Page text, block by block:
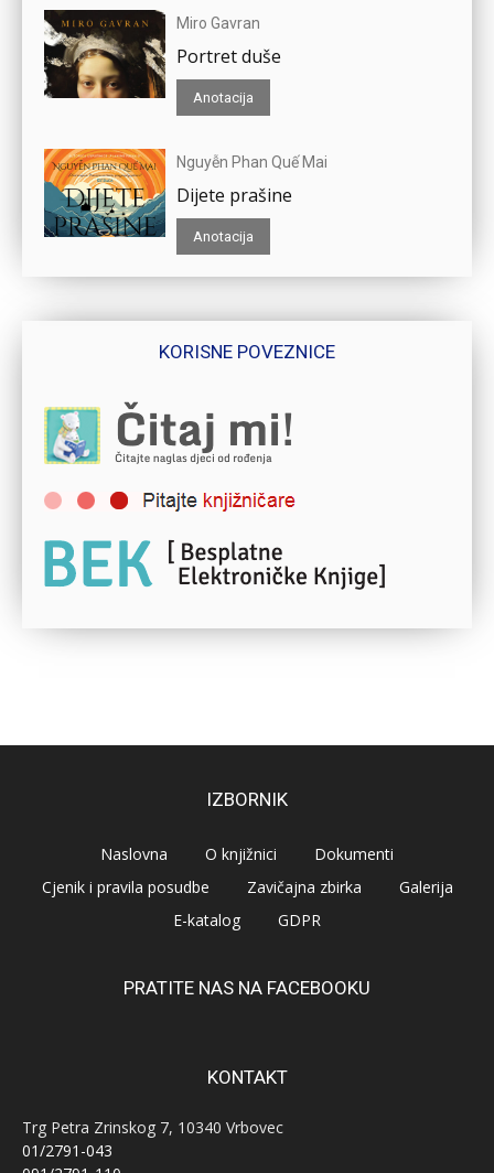
Miro Gavran
Portret duše
Anotacija
Nguyễn Phan Quế Mai
Dijete prašine
Anotacija
KORISNE POVEZNICE
IZBORNIK
Naslovna O knjižnici
Dokumenti
Cjenik i pravila posudbe
Zavičajna zbirka
Galerija
E-katalog
GDPR
PRATITE NAS NA FACEBOOKU
KONTAKT
Trg Petra Zrinskog 7, 10340 Vrbovec
01/2791-043